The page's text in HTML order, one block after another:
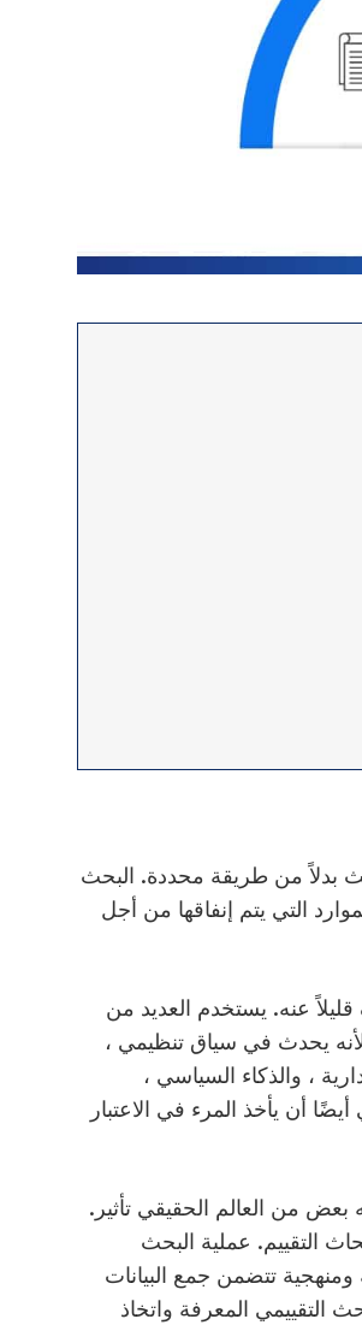
بدلاً من طريقة محددة. البحث
التي يتم إنفاقها من أجل
عنه. يستخدم العديد من
يحدث في سياق تنظيمي ،
، والذكاء السياسي ،
أن يأخذ المرء في الاعتبار
بعض من العالم الحقيقي تأثير.
التقييم. عملية البحث
ومنهجية تتضمن جمع البيانات
التقييمي المعرفة واتخاذ